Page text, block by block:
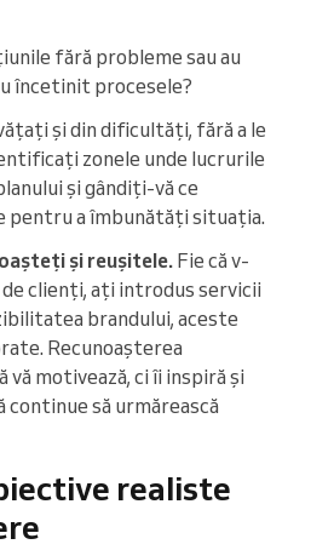
fără probleme sau au
încetinit procesele?
și din dificultăți, fără a le
zonele unde lucrurile
și gândiți-vă ce
pentru a îmbunătăți situația.
și reușitele. Fie că v-
clienți, ați introdus servicii
brandului, aceste
Recunoașterea
vă motivează, ci îi inspiră și
continue să urmărească
realiste